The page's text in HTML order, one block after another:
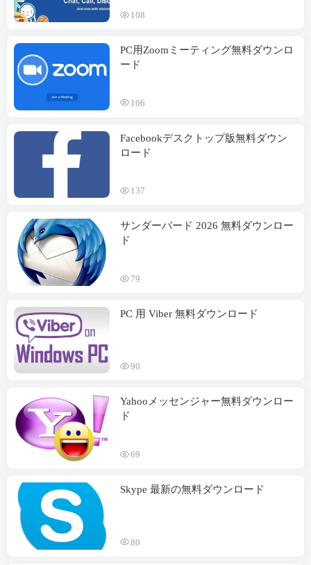
108
PC用Zoomミーティング無料ダウンロ
ード
106
Facebookデスクトップ版無料ダウン
ロード
137
サンダーバード 2026 無料ダウンロー
ド
79
PC 用 Viber 無料ダウンロード
90
Yahooメッセンジャー無料ダウンロー
ド
69
Skype 最新の無料ダウンロード
80